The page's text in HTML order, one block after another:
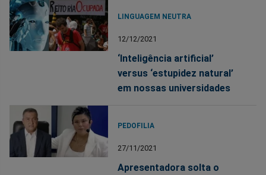
LINGUAGEM NEUTRA
12/12/2021
‘Inteligência artificial’
versus ‘estupidez natural’
em nossas universidades
PEDOFILIA
27/11/2021
Apresentadora solta o